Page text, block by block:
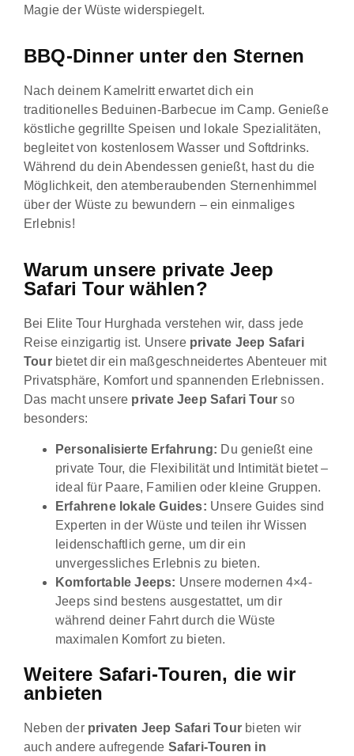
Magie der Wüste widerspiegelt.
BBQ-Dinner unter den Sternen
Nach deinem Kamelritt erwartet dich ein
traditionelles Beduinen-Barbecue im Camp. Genieße
köstliche gegrillte Speisen und lokale Spezialitäten,
begleitet von kostenlosem Wasser und Softdrinks.
Während du dein Abendessen genießt, hast du die
Möglichkeit, den atemberaubenden Sternenhimmel
über der Wüste zu bewundern – ein einmaliges
Erlebnis!
Warum unsere private Jeep
Safari Tour wählen?
Bei Elite Tour Hurghada verstehen wir, dass jede
Reise einzigartig ist. Unsere private Jeep Safari
Tourbietet dir ein maßgeschneidertes Abenteuer mit
Privatsphäre, Komfort und spannenden Erlebnissen.
Das macht unsere private Jeep Safari Tour so
besonders:
Personalisierte Erfahrung: Du genießt eine
private Tour, die Flexibilität und Intimität bietet –
ideal für Paare, Familien oder kleine Gruppen.
Erfahrene lokale Guides: Unsere Guides sind
Experten in der Wüste und teilen ihr Wissen
leidenschaftlich gerne, um dir ein
unvergessliches Erlebnis zu bieten.
Komfortable Jeeps: Unsere modernen 4×4-
Jeeps sind bestens ausgestattet, um dir
während deiner Fahrt durch die Wüste
maximalen Komfort zu bieten.
Weitere Safari-Touren, die wir
anbieten
Neben der privaten Jeep Safari Tour bieten wir
auch andere aufregende Safari-Touren in